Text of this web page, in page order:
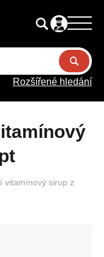
Rozšířené hledání
vitamínový sirup z